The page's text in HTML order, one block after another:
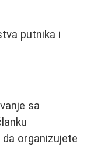
putnika i
sa
organizujete